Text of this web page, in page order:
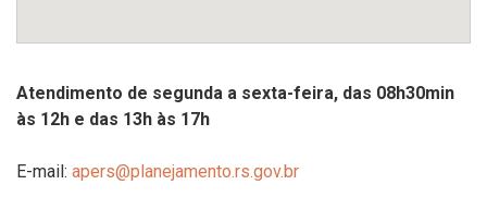
Atendimento de segunda a sexta-feira, das 08h30min
às 12h e das 13h às 17h
E-mail: apers@planejamento.rs.gov.br